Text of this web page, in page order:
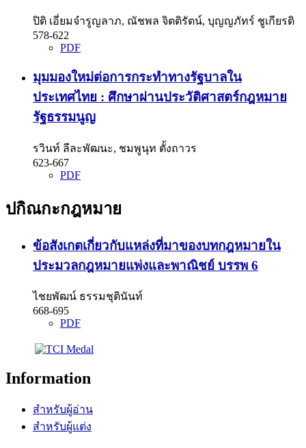
ปิติ เอี่ยมจำรูญลาภ, ณัชพล จิตติรัตน์, บุญญภัทร์ ชูเกียรติ
578-622
PDF
มุมมองใหม่ต่อการกระทำทางรัฐบาลใน
ประเทศไทย : ศึกษาผ่านประวัติศาสตร์กฎหมาย
รัฐธรรมนูญ
รวินท์ ลีละพัฒนะ, ชมพูนุท ตั้งถาวร
623-667
PDF
ปกิณกะกฎหมาย
ข้อสังเกตเกี่ยวกับแหล่งที่มาของบทกฎหมายใน
ประมวลกฎหมายแพ่งและพาณิชย์ บรรพ 6
ไชยพัฒน์ ธรรมชุตินันท์
668-695
PDF
Information
สำหรับผู้อ่าน
สำหรับผู้แต่ง